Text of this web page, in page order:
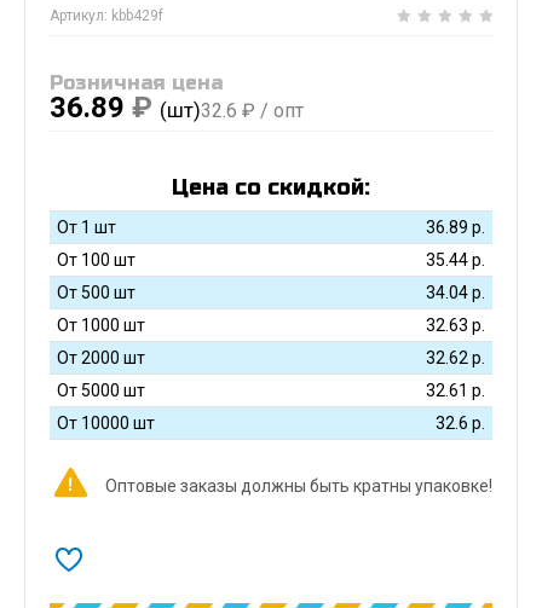
Артикул: kbb429f
Розничная цена
36.89 ₽ (шт)32.6 ₽ / опт
Цена со скидкой:
От 1 шт 36.89 р.
От 100 шт
35.44р.
От 500 шт
34.04р.
От 1000 шт
32.63 р.
От 2000 шт
32.62 р.
От 5000 шт
32.61 р.
От 10000 шт
32.6 р.
Оптовые заказы должны быть кратны упаковке!